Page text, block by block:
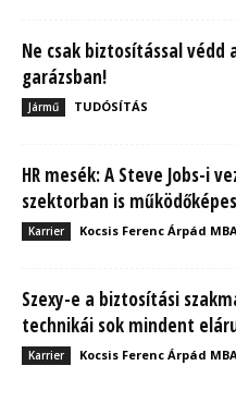
Ne csak biztosítással
garázsban!
Jármű TUDÓSÍTÁS
HR mesék: A Steve Jobs-i
szektorban is működőképes
Karrier Kocsis Ferenc Árpád MBA
Szexy-e a biztosítási
technikái sok mindent
Karrier Kocsis Ferenc Árpád MBA